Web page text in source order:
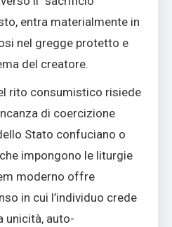
entra materialmente in
nel gregge protetto e
del creatore.
rito consumistico risiede
di coercizione
Stato confuciano o
impongono le liturgie
moderno offre
in cui l’individuo crede
unicità, auto-